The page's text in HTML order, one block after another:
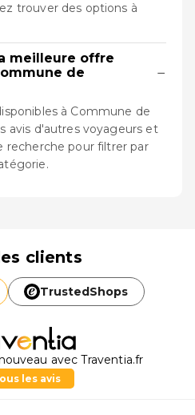
trouver des options à
meilleure offre
de
−
à Commune de
avis d'autres voyageurs et
recherche pour filtrer par
clients
TrustedShops
avec Traventia.fr
les avis